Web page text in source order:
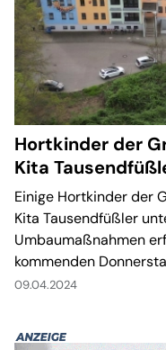
Hortkinder der
Kita
Einige Hortkinder der
Kita Tausendfüßler
Umbaumaßnahmen
kommenden
09.04.2024